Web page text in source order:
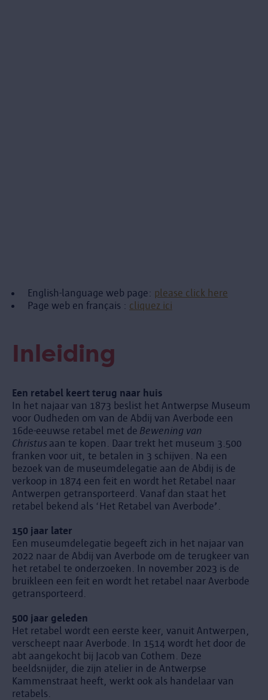
English-language web page: please click here
Page web en français : cliquez ici
Inleiding
Een retabel keert terug naar huis
In het najaar van 1873 beslist het Antwerpse Museum
voor Oudheden om van de Abdij van Averbode een
16de-eeuwse retabel met de Bewening van
Christus aan te kopen. Daar trekt het museum 3.500
franken voor uit, te betalen in 3 schijven. Na een
bezoek van de museumdelegatie aan de Abdij is de
verkoop in 1874 een feit en wordt het Retabel naar
Antwerpen getransporteerd. Vanaf dan staat het
retabel bekend als ‘Het Retabel van Averbode’ .
150 jaar later
Een museumdelegatie begeeft zich in het najaar van
2022 naar de Abdij van Averbode om de terugkeer van
het retabel te onderzoeken. In november 2023 is de
bruikleen een feit en wordt het retabel naar Averbode
getransporteerd.
500 jaar geleden
Het retabel wordt een eerste keer, vanuit Antwerpen,
verscheept naar Averbode. In 1514 wordt het door de
abt aangekocht bij Jacob van Cothem. Deze
beeldsnijder, die zijn atelier in de Antwerpse
Kammenstraat heeft, werkt ook als handelaar van
retabels.